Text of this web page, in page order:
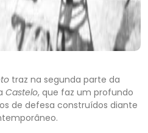
traz na segunda parte da
Castelo, que faz um profundo
de defesa construídos diante